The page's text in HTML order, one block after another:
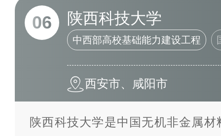
06 陕西科技大学
中西部高校基础能力建设工程
西安市、咸阳市
陕西科技大学是中国无机非金属